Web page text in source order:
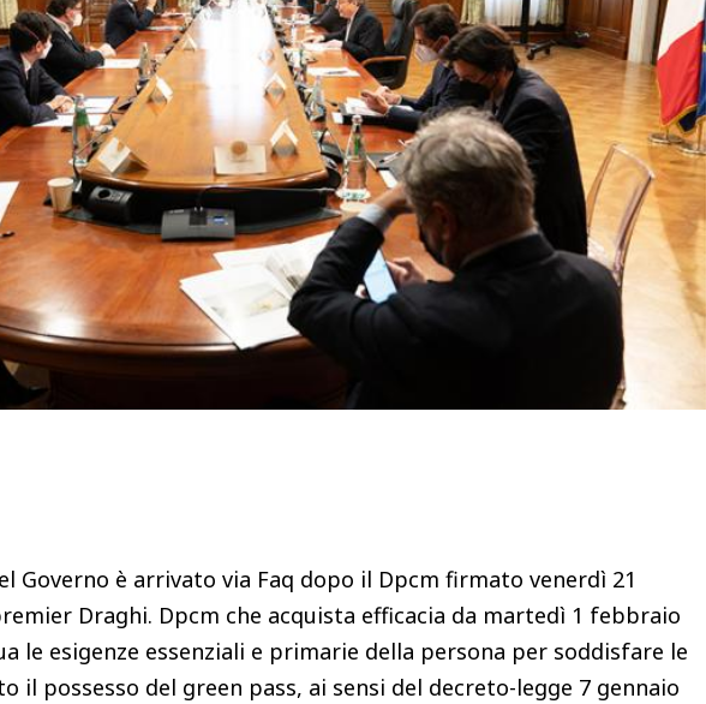
Governo è arrivato via Faq dopo il Dpcm firmato venerdì 21
Draghi. Dpcm che acquista efficacia da martedì 1 febbraio
le esigenze essenziali e primarie della persona per soddisfare le
il possesso del green pass, ai sensi del decreto-legge 7 gennaio